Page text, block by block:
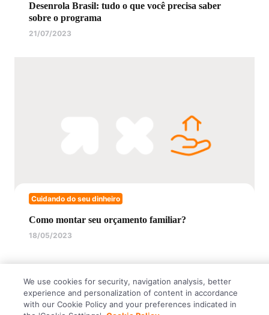
Desenrola Brasil: tudo o que você precisa saber
sobre o programa
21/07/2023
Cuidando do seu dinheiro
Como montar seu orçamento familiar?
18/05/2023
We use cookies for security, navigation analysis, better
experience and personalization of content in accordance
with our Cookie Policy and your preferences indicated in